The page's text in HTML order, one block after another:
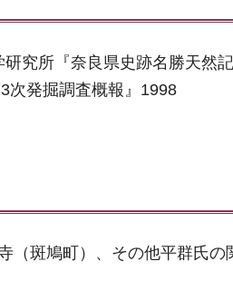
究所『奈良県史跡名勝天然
次発掘調査概報』1998
（斑鳩町）、その他平群氏の